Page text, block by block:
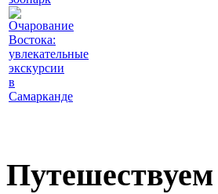
Очарование
Востока:
увлекательные
экскурсии
в
Самарканде